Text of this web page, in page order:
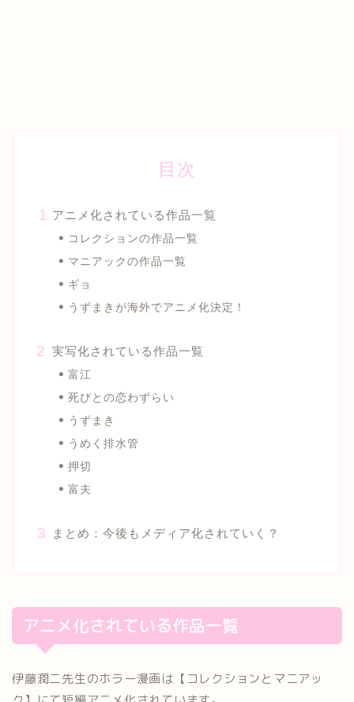
目次
アニメ化されている作品一覧
コレクションの作品一覧
マニアックの作品一覧
ギョ
うずまきが海外でアニメ化決定！
実写化されている作品一覧
富江
死びとの恋わずらい
うずまき
うめく排水管
押切
富夫
まとめ：今後もメディア化されていく？
アニメ化されている作品一覧
伊藤潤二先生のホラー漫画は【コレクションとマニアッ